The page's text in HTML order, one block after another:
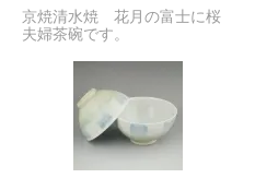
京焼清水焼 花月の富士に桜
夫婦茶碗です。